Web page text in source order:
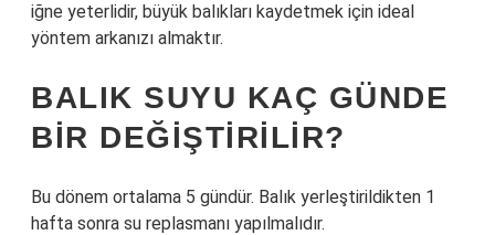
iğne yeterlidir, büyük balıkları kaydetmek için ideal
yöntem arkanızı almaktır.
BALIK SUYU KAÇ GÜNDE
BIR DEĞIŞTIRILIR?
Bu dönem ortalama 5 gündür. Balık yerleştirildikten 1
hafta sonra su replasmanı yapılmalıdır.